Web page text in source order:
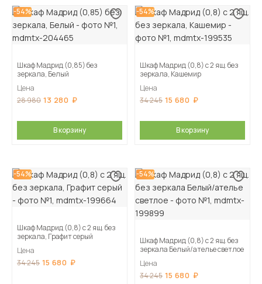
-54%
Шкаф Мадрид (0,85) без
зеркала, Белый
Цена
28 980 13 280
В корзину
-54%
Шкаф Мадрид (0,8) с 2 ящ. без
зеркала, Кашемир
Цена
34 245 15 680
В корзину
-54%
Шкаф Мадрид (0,8) с 2 ящ. без
зеркала, Графит серый
Цена
34 245 15 680
-54%
Шкаф Мадрид (0,8) с 2 ящ. без
зеркала Белый/ателье светлое
Цена
34 245 15 680